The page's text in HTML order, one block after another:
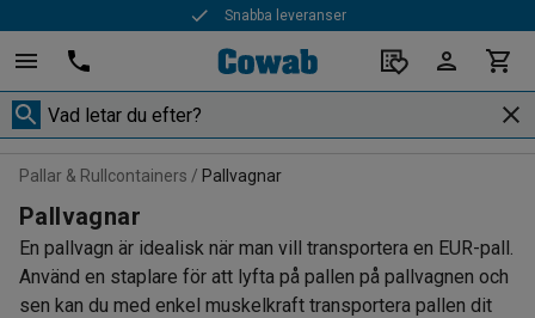
Snabba leveranser
Pallar & Rullcontainers Pallvagnar
Pallvagnar
En pallvagn är idealisk när man vill transportera en EUR-pall.
Använd en staplare för att lyfta på pallen på pallvagnen och
sen kan du med enkel muskelkraft transportera pallen dit